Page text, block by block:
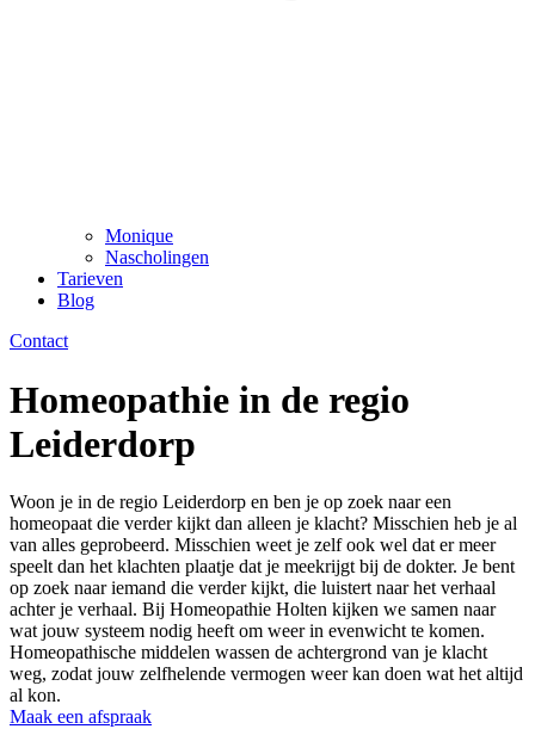
Monique
Nascholingen
Tarieven
Blog
Contact
Homeopathie in de regio
Leiderdorp
Woon je in de regio Leiderdorp en ben je op zoek naar een
homeopaat die verder kijkt dan alleen je klacht? Misschien heb je al
van alles geprobeerd. Misschien weet je zelf ook wel dat er meer
speelt dan het klachten plaatje dat je meekrijgt bij de dokter. Je bent
op zoek naar iemand die verder kijkt, die luistert naar het verhaal
achter je verhaal. Bij Homeopathie Holten kijken we samen naar
wat jouw systeem nodig heeft om weer in evenwicht te komen.
Homeopathische middelen wassen de achtergrond van je klacht
weg, zodat jouw zelfhelende vermogen weer kan doen wat het altijd
al kon.
Maak een afspraak